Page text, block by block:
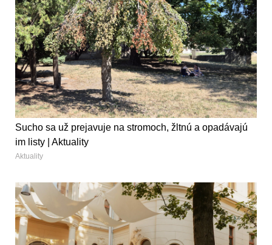
Sucho sa už prejavuje na stromoch, žltnú a opadávajú
im listy | Aktuality
Aktuality